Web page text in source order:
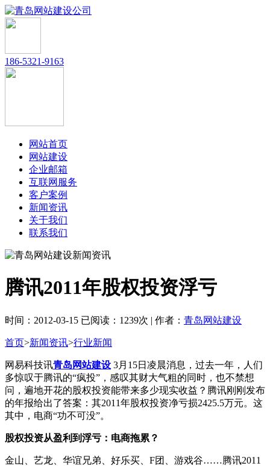
186-5321-9163
网站首页
网站建设
企业邮箱
互联网服务
客户案例
新闻资讯
关于我们
联系我们
腾讯2011年股权投资浮亏
时间：2012-03-15 已阅读：1239次 | 作者： 青岛网站建设
首页>新闻资讯>行业新闻
网易科技讯青岛网站建设 3月15日凌晨消息，过去一年，人们
多惊叹于腾讯的“疯投”，感叹其财大气粗的同时，也不禁想
问，遍地开花的股权投资能带来多少现实收益？腾讯刚刚发布
的年报给出了答案：其2011年股权投资净亏损2425.5万元。这
其中，电商“功不可没”。
股权投资从盈利到浮亏：电商拖累？
金山、艺龙、华谊兄弟、好乐买、F团、游戏谷……腾讯2011